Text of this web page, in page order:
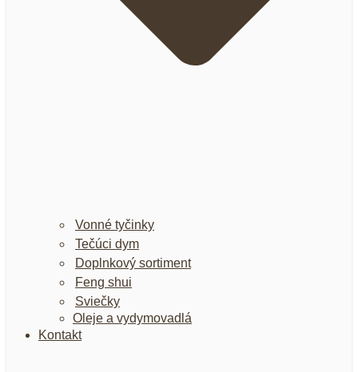
Vonné tyčinky
Tečúci dym
Doplnkový sortiment
Feng shui
Sviečky
Oleje a vydymovadlá
Kontakt